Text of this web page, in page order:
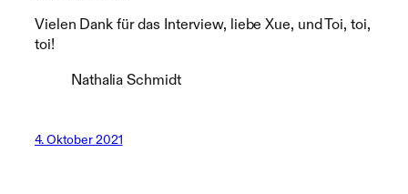
Vielen Dank für das Interview, liebe Xue, und Toi, toi,
toi!
Nathalia Schmidt
4. Oktober 2021